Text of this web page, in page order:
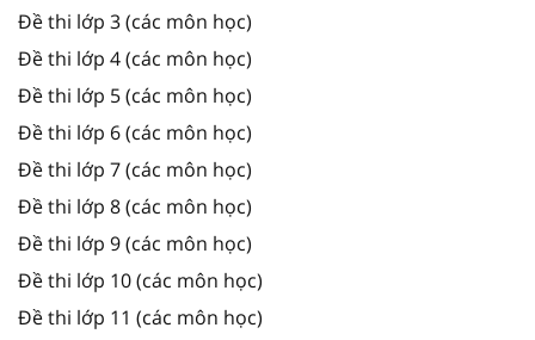
Đề thi lớp 3 (các môn học)
Đề thi lớp 4 (các môn học)
Đề thi lớp 5 (các môn học)
Đề thi lớp 6 (các môn học)
Đề thi lớp 7 (các môn học)
Đề thi lớp 8 (các môn học)
Đề thi lớp 9 (các môn học)
Đề thi lớp 10 (các môn học)
Đề thi lớp 11 (các môn học)